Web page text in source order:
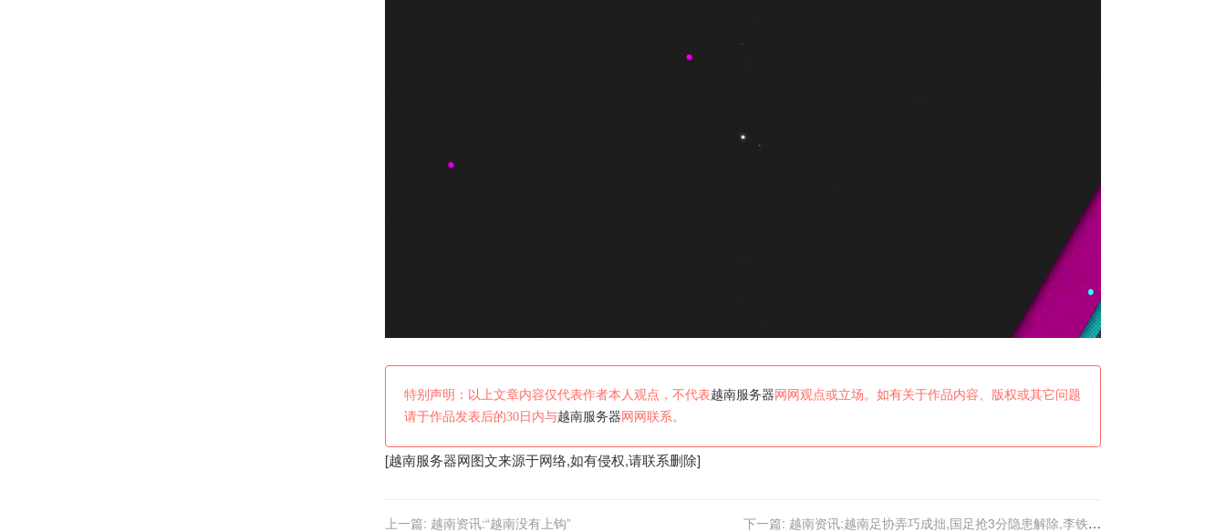
特别声明：以上文章内容仅代表作者本人观点，不代表越南服务器 网网观点或立场。如有关于作品内容、版权或其它问题
请于作品发表后的30日内与越南服务器 网网联系。
[越南服务器网图文来源于网络,如有侵权,请联系删除]
上一篇: 越南资讯:“越南没有上钩” 下一篇: 越南资讯:越南足协弄巧成拙,国足抢3分隐患解除,李铁有